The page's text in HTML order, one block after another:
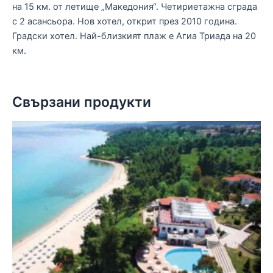
на 15 км. от летище „Македония“. Четириетажна сграда
с 2 асансьора. Нов хотел, открит през 2010 година.
Градски хотел. Най-близкият плаж е Агиа Триада на 20
км.
Свързани продукти